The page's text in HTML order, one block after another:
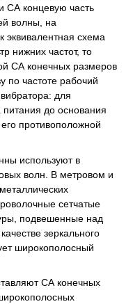
СА концевую часть
волны, на
эквивалентная схема
нижних частот, то
СА конечных размеров
по частоте рабочий
для
питания до основания
противоположной
используют в
волн. В метровом и
сетчатые
подвешенные над
зеркального
широкополосный
СА конечных